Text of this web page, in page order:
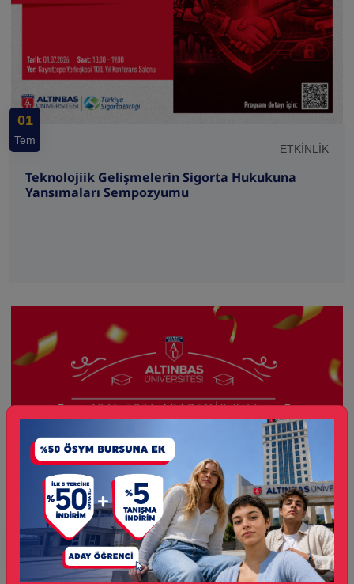
01
Tem
ETKİNLİK
Teknolojiik Gelişmelerin Sigorta Hukukuna
Yansımaları Sempozyumu
14
Haz
ETKİNLİK